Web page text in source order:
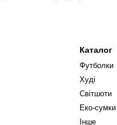
Каталог
Футболки
Худі
Світшоти
Еко-сумки
Інше